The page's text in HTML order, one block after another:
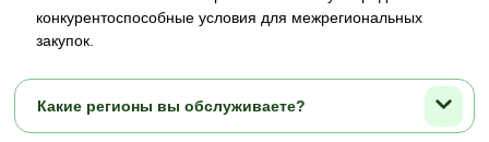
конкурентоспособные условия для межрегиональных
закупок.
Какие регионы вы обслуживаете?